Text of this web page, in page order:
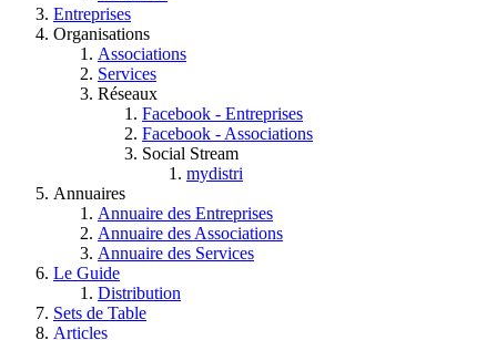
Entreprises
Organisations
Associations
Services
Réseaux
Facebook - Entreprises
Facebook - Associations
Social Stream
mydistri
Annuaires
Annuaire des Entreprises
Annuaire des Associations
Annuaire des Services
Le Guide
Distribution
Sets de Table
Articles